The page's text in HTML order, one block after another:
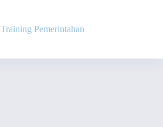
Training Pemerintahan